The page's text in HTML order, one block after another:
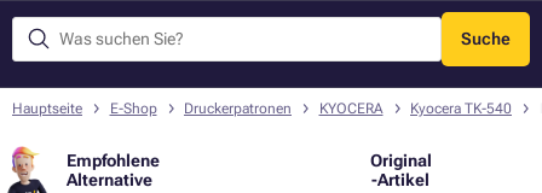
Suche
Menü
Hauptseite E-Shop Druckerpatronen KYOCERA Kyocera TK-540
Empfohlene
Alternative
Original
-Artikel